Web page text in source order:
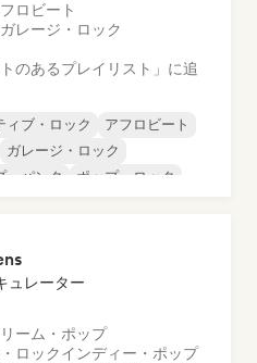
ロビート
ガレージ・ロック
のあるプレイリスト」に追
ィブ・ロック
アフロビート
ガレージ・ロック
・パンク ポップ・ロック
ュレーター
リーム・ポップ
ロックインディー・ポップ